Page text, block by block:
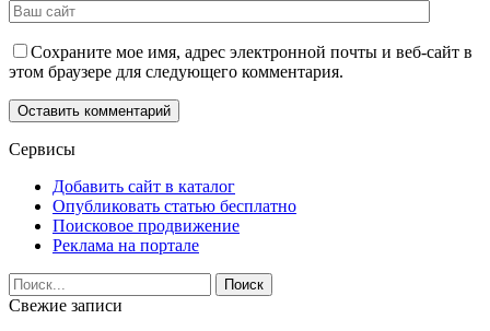
Сохраните мое имя, адрес электронной почты и веб-сайт в
этом браузере для следующего комментария.
Сервисы
Добавить сайт в каталог
Опубликовать статью бесплатно
Поисковое продвижение
Реклама на портале
Свежие записи